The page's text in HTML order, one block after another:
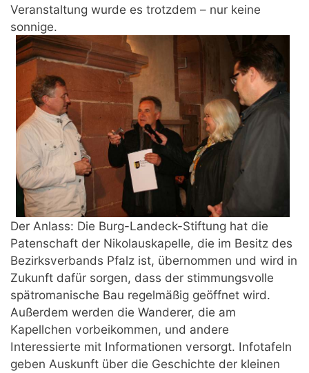
Veranstaltung wurde es trotzdem – nur keine
sonnige.
Der Anlass: Die Burg-Landeck-Stiftung hat die
Patenschaft der Nikolauskapelle, die im Besitz des
Bezirksverbands Pfalz ist, übernommen und wird in
Zukunft dafür sorgen, dass der stimmungsvolle
spätromanische Bau regelmäßig geöffnet wird.
Außerdem werden die Wanderer, die am
Kapellchen vorbeikommen, und andere
Interessierte mit Informationen versorgt. Infotafeln
geben Auskunft über die Geschichte der kleinen